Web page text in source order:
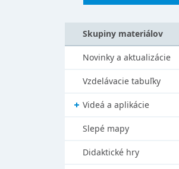
Skupiny materiálov
Novinky a aktualizácie
Vzdelávacie tabuľky
Videá a aplikácie
Slepé mapy
Didaktické hry